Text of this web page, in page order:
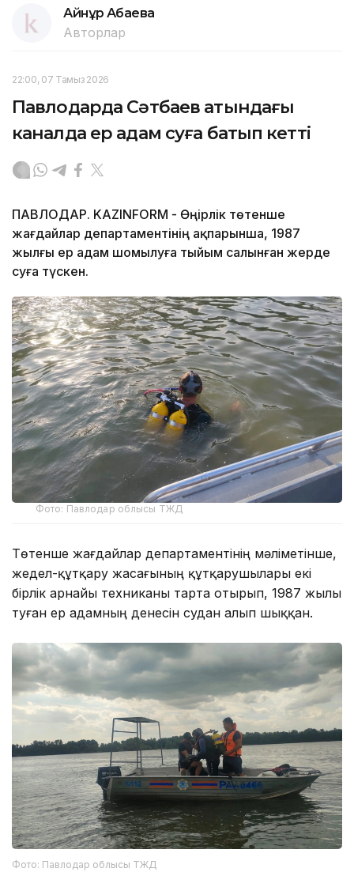
Айнұр Ақбаева
Авторлар
22:00, 07 Тамыз 2026
Павлодарда Сәтбаев атындағы
каналда ер адам суға батып кетті
ПАВЛОДАР. KAZINFORM - Өңірлік төтенше
жағдайлар департаментінің ақпарынша, 1987
жылғы ер адам шомылуға тыйым салынған жерде
суға түскен.
Фото: Павлодар облысы ТЖД
Төтенше жағдайлар департаментінің мәліметінше,
жедел-құтқару жасағының құтқарушылары екі
бірлік арнайы техниканы тарта отырып, 1987 жылы
туған ер адамның денесін судан алып шыққан.
Фото: Павлодар облысы ТЖД